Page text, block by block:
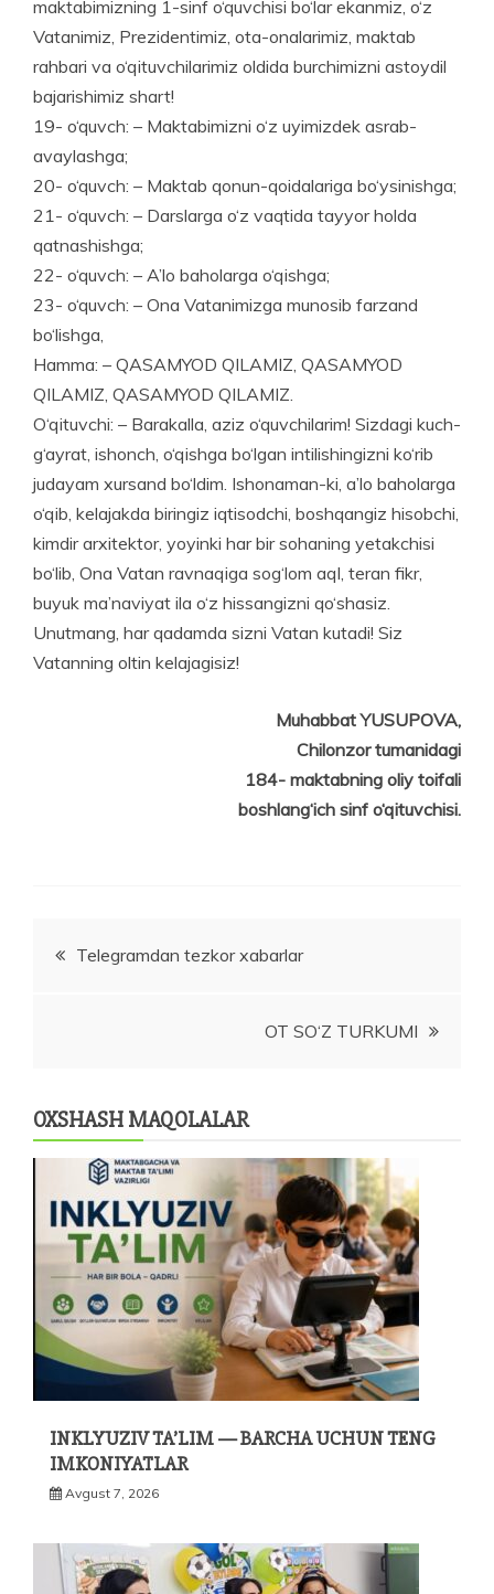
maktabimizning 1-sinf o‘quvchisi bo‘lar ekanmiz, o‘z
Vatanimiz, Prezidentimiz, ota-onalarimiz, maktab
rahbari va o‘qituvchilarimiz oldida burchimizni astoydil
bajarishimiz shart!
19- o‘quvch: – Maktabimizni o‘z uyimizdek asrab-
avaylashga;
20- o‘quvch: – Maktab qo­nun-qoidalariga bo‘ysinishga;
21- o‘quvch: – Darslarga o‘z vaq­tida tayyor holda
qatnashishga;
22- o‘quvch: – A’lo baholarga o‘qishga;
23- o‘quvch: – Ona Vatanimizga munosib farzand
bo‘lishga,
Hamma: – QASAMYOD QILAMIZ, QASAMYOD
QILAMIZ, QASAMYOD QILAMIZ.
O‘qituvchi: – Barakalla, aziz o‘quvchilarim! Sizdagi kuch-
g‘ayrat, ishonch, o‘qishga bo‘lgan intilishi­n­gizni ko‘rib
judayam xursand bo‘ldim. Ishonaman-ki, a’lo baholarga
o‘qib, kelajakda biringiz iqtisodchi, boshqangiz hisobchi,
kimdir arxitektor, yoyinki har bir sohaning yetakchisi
bo‘lib, Ona Vatan ravnaqiga sog‘lom aql, teran fikr,
buyuk ma’naviyat ila o‘z hissangizni qo‘shasiz.
Unutmang, har qadamda sizni Vatan kutadi! Siz
Vatanning oltin kelajagisiz!
Muhabbat YUSUPOVA,
Chilonzor tumanidagi
184- maktabning oliy toifali
boshlang‘ich sinf o‘qituvchisi.
PostTelegramdan tezkor xabarlar
OT SO‘Z TURKUMI
OXSHASH MAQOLALAR
INKLYUZIV TA’LIM — BARCHA UCHUN TENG
IMKONIYATLAR
Avgust 7, 2026